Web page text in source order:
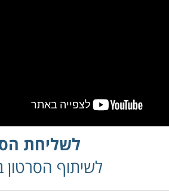
לשליחת
לשיתוף הסרטון